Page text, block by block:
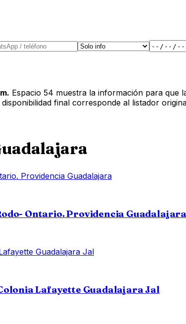
Espacio 54 muestra la información para que
final corresponde al listador
Ontario. Providencia Guadalajara
Lafayette Guadalajara Jal